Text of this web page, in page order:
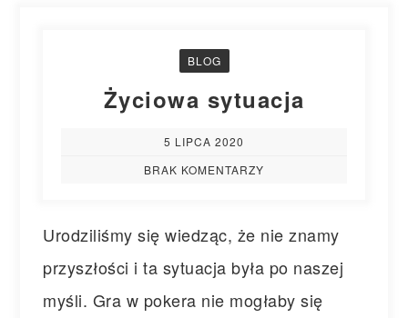
BLOG
Życiowa sytuacja
5 LIPCA 2020
BRAK KOMENTARZY
Urodziliśmy się wiedząc, że nie znamy
przyszłości i ta sytuacja była po naszej
myśli. Gra w pokera nie mogłaby się